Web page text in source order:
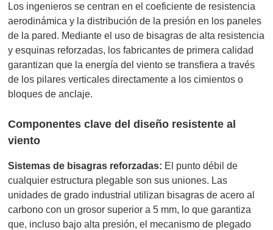
Los ingenieros se centran en el coeficiente de resistencia
aerodinámica y la distribución de la presión en los paneles
de la pared. Mediante el uso de bisagras de alta resistencia
y esquinas reforzadas, los fabricantes de primera calidad
garantizan que la energía del viento se transfiera a través
de los pilares verticales directamente a los cimientos o
bloques de anclaje.
Componentes clave del diseño resistente al
viento
Sistemas de bisagras reforzadas: El punto débil de
cualquier estructura plegable son sus uniones. Las
unidades de grado industrial utilizan bisagras de acero al
carbono con un grosor superior a 5 mm, lo que garantiza
que, incluso bajo alta presión, el mecanismo de plegado